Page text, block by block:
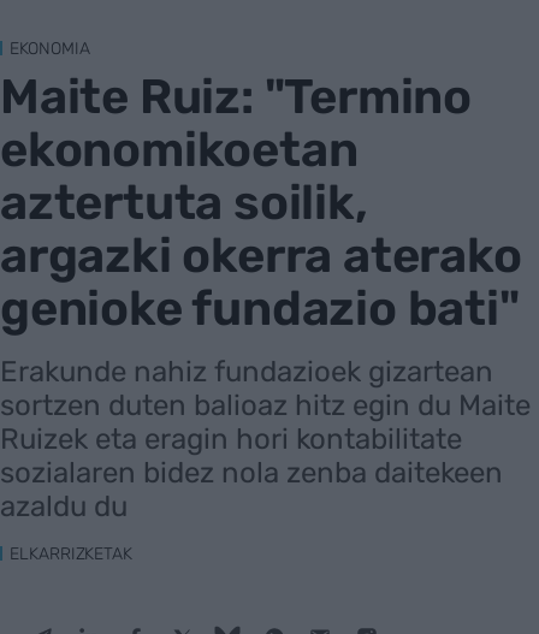
EKONOMIA
Maite Ruiz: "Termino
ekonomikoetan
aztertuta soilik,
argazki okerra aterako
genioke fundazio bati"
Erakunde nahiz fundazioek gizartean
sortzen duten balioaz hitz egin du Maite
Ruizek eta eragin hori kontabilitate
sozialaren bidez nola zenba daitekeen
azaldu du
ELKARRIZKETAK